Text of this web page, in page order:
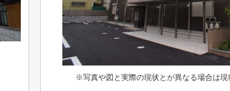
※写真や図と実際の現状とが異なる場合は